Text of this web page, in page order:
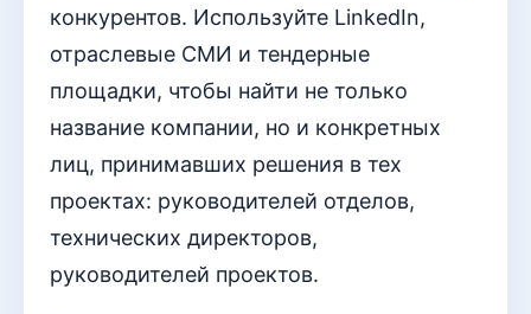
конкурентов. Используйте LinkedIn,
отраслевые СМИ и тендерные
площадки, чтобы найти не только
название компании, но и конкретных
лиц, принимавших решения в тех
проектах: руководителей отделов,
технических директоров,
руководителей проектов.